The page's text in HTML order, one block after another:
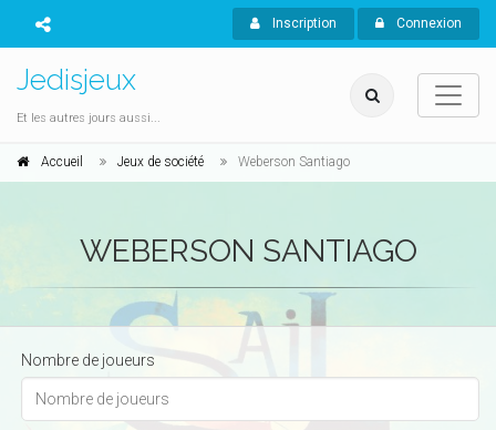
Inscription Connexion
Jedisjeux
Et les autres jours aussi...
Accueil Jeux de société Weberson Santiago
WEBERSON SANTIAGO
Nombre de joueurs